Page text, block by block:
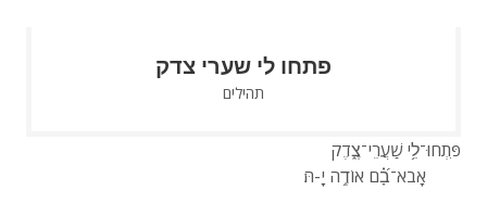
פתחו לי שערי צדק
תהילים
פִּתְחוּ־לִ֥י שַׁעֲרֵי־צֶ֑דֶק
אָבֹא־בָ֗֝ם אוֹדֶ֥ה יָֽ-הּ׃